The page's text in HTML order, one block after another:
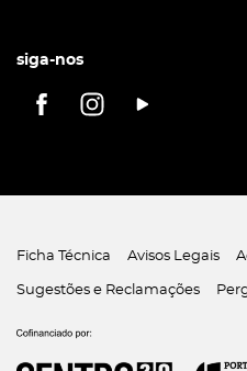
siga-nos
Ficha Técnica Avisos Legais
Sugestões e Reclamações